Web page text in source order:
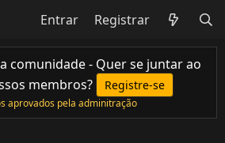
Entrar Registrar
comunidade - Quer se juntar ao
membros?
Registre-se
aprovados pela adminitração